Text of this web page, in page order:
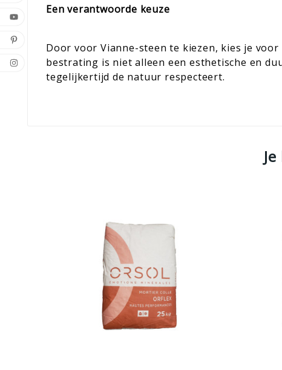
Een verantwoorde keuze
Door voor Vianne-steen te kiezen, kies je
bestrating is niet alleen een esthetische en
tegelijkertijd de natuur respecteert.